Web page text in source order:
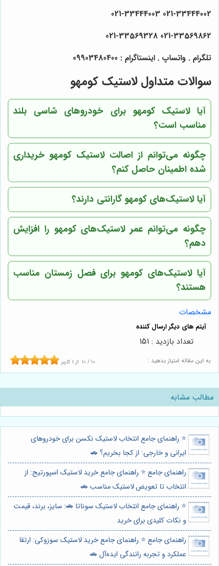
021-33444002 021-33444003
021-33569862 021-33569328
تلگرام . واتساپ . اینستاگرام : 09903480400
سوالات متداول لاستیک کومهو
آیا لاستیک کومهو برای خودروهای شاسی بلند
مناسب است؟
چگونه می‌توانم از اصالت لاستیک کومهو خریداری
شده اطمینان حاصل کنم؟
آیا لاستیک‌های کومهو گارانتی دارند؟
چگونه می‌توانم عمر لاستیک‌های کومهو را افزایش
دهم؟
آیا لاستیک‌های کومهو برای فصل زمستان مناسب
هستند؟
مشخصات
به این مقاله امتیاز بدهید : 10 / 10 از 1 کاربر
تعداد بازدید : 151
مطالب مشابه
⭐️ راهنمای جامع انتخاب لاستیک نکسن برای خودروهای
ایرانی و خارجی: از کجا بخریم؟ 🚗
راهنمای جامع ⭐️ راهنمای جامع خرید لاستیک اسپورتیج: از
انتخاب تا تعویض لاستیک مناسب 🚗
⭐️ راهنمای جامع انتخاب لاستیک سوناتا 🚗: سایز، برند، قیمت
و نکات کلیدی برای خرید
راهنمای جامع ⭐️ راهنمای جامع خرید لاستیک سوزوکی: ارتقا
عملکرد و تجربه رانندگی ایده‌آل 🚗